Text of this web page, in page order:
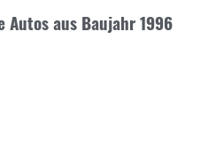
Autos aus Baujahr 1996